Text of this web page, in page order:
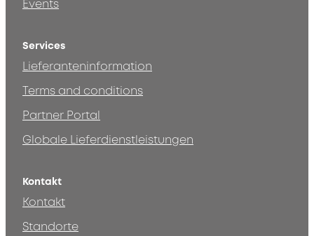
Events
Services
Lieferanteninformation
Terms and conditions
Partner Portal
Globale Lieferdienstleistungen
Kontakt
Kontakt
Standorte